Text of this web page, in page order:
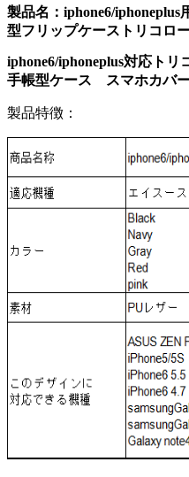
製品名：iphone6/
型フリップケーストリコロ
iphone6/iphoneplus対応ト
手帳型ケース スマホカバ
製品特徴：